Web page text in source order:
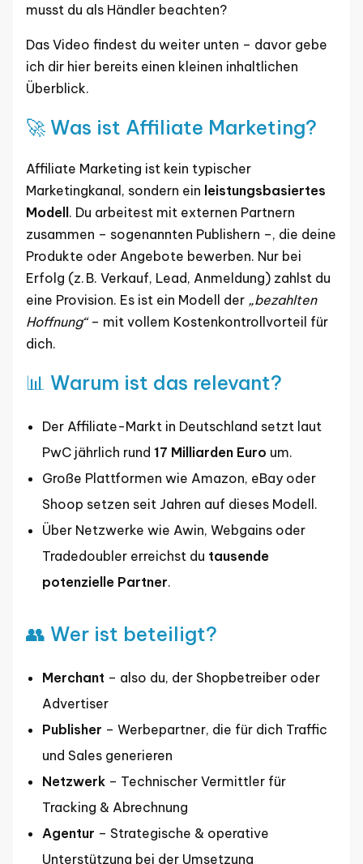
musst du als Händler beachten?
Das Video findest du weiter unten – davor gebe
ich dir hier bereits einen kleinen inhaltlichen
Überblick.
🚀 Was ist Affiliate Marketing?
Affiliate Marketing ist kein typischer
Marketingkanal, sondern ein leistungsbasiertes
Modell. Du arbeitest mit externen Partnern
zusammen – sogenannten Publishern –, die deine
Produkte oder Angebote bewerben. Nur bei
Erfolg (z. B. Verkauf, Lead, Anmeldung) zahlst du
eine Provision. Es ist ein Modell der „bezahlten
Hoffnung“– mit vollem Kostenkontrollvorteil für
dich.
📊 Warum ist das relevant?
Der Affiliate-Markt in Deutschland setzt laut
PwC jährlich rund 17 Milliarden Euro um.
Große Plattformen wie Amazon, eBay oder
Shoop setzen seit Jahren auf dieses Modell.
Über Netzwerke wie Awin, Webgains oder
Tradedoubler erreichst du tausende
potenzielle Partner.
👥 Wer ist beteiligt?
Merchant – also du, der Shopbetreiber oder
Advertiser
Publisher – Werbepartner, die für dich Traffic
und Sales generieren
Netzwerk – Technischer Vermittler für
Tracking & Abrechnung
Agentur – Strategische & operative
Unterstützung bei der Umsetzung